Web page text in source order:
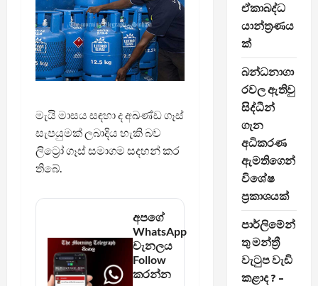
මැයි මාසය සඳහා ද අඛණ්ඩ ගෑස්
සැපයුමක් ලබාදිය හැකි බව
ලිට්‍රෝ ගෑස් සමාගම සදහන් කර
තිබේ.
අපගේ
WhatsApp
චැනලය
Follow
කරන්න
ඒකාබද්ධ
යාන්ත්‍රණය
ක්
බන්ධනාගා
රවල ඇතිවු
සිද්ධීන්
ගැන
අධිකරණ
ඇමතිගෙන්
විශේෂ
ප්‍රකාශයක්
පාර්ලිමේන්
තු මන්ත්‍රී
වැටුප වැඩි
කළාද ? –